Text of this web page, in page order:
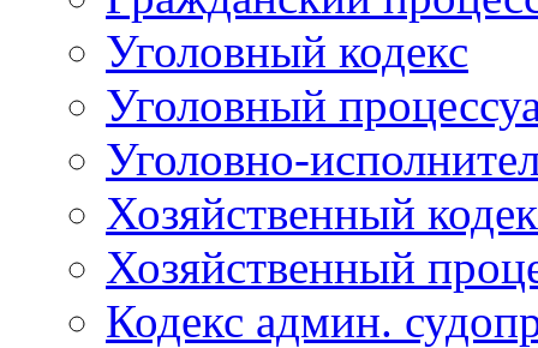
Уголовный кодекс
Уголовный
Уголовно-
Хозяйственный
Хозяйственный
Кодекс админ.